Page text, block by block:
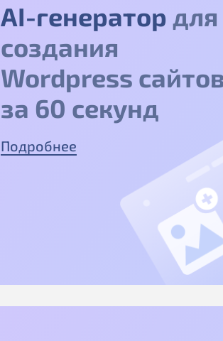
AI-генератор для
создания
Wordpress
за 60 секунд
Подробнее